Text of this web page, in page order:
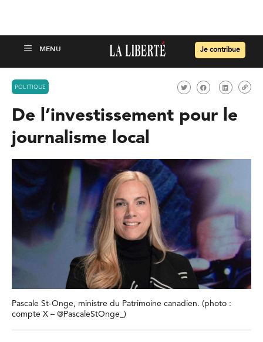
Je contribue
POLITIQUE
De l’investissement pour le
journalisme local
Pascale St-Onge, ministre du Patrimoine canadien. (photo :
compte X – @PascaleStOnge_)